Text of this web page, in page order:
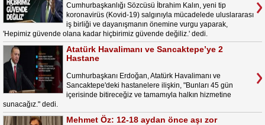
Cumhurbaşkanlığı Sözcüsü İbrahim Kalın, yeni tip
koronavirüs (Kovid-19) salgınıyla mücadelede uluslararası
iş birliği ve dayanışmanın önemine vurgu yaparak,
'Hepimiz güvende olana kadar hiçbirimiz güvende değiliz.' dedi.
Atatürk Havalimanı ve Sancaktepe’ye 2
Hastane
Cumhurbaşkanı Erdoğan, Atatürk Havalimanı ve
Sancaktepe'deki hastanelere ilişkin, "Bunları 45 gün
içerisinde bitireceğiz ve tamamıyla halkın hizmetine
sunacağız." dedi.
Mehmet Öz: 12-18 aydan önce aşı zor